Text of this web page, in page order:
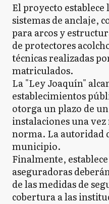
El proyecto
sistemas de anclaje,
para arcos y
de protectores
técnicas realizadas
matriculados.
La "Ley Joaquín"
establecimientos
otorga un plazo de
instalaciones una
norma. La autoridad
municipio.
Finalmente,
aseguradoras
de las medidas de
cobertura a las